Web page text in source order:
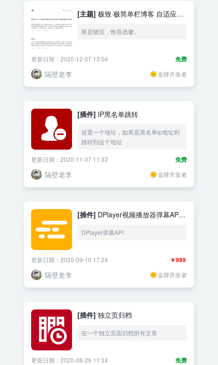
[主题] 极致·极简单栏博客 自适应主
斯是陋室，惟吾德馨。
免费
更新日期：2020-12-07 13:04
隔壁老李 金牌开发者
[插件] IP黑名单跳转
设置一个地址，如果是黑名单ip地址则
跳转到这个地址
免费
更新日期：2020-11-07 11:32
隔壁老李 金牌开发者
[插件] DPlayer视频播放器弹幕API
DPlayer弹幕API
￥999
更新日期：2020-09-10 17:24
隔壁老李 金牌开发者
[插件] 独立页归档
在一个独立页面归档所有文章
免费
更新日期：2020-08-29 11:34